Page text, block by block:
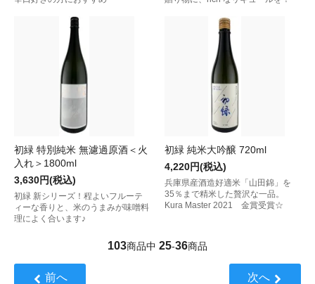
初緑 特別純米 無濾過原酒＜火
入れ＞1800ml
3,630円(税込)
初緑 新シリーズ！程よいフルーテ
ィーな香りと、米のうまみが味噌料
理によく合います♪
初緑 純米大吟醸 720ml
4,220円(税込)
兵庫県産酒造好適米「山田錦」を
35％まで精米した贅沢な一品。
Kura Master 2021 金賞受賞☆
103商品中 25-36商品
前へ 次へ